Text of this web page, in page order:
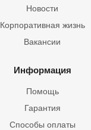
Новости
Корпоративная жизнь
Вакансии
Информация
Помощь
Гарантия
Способы оплаты